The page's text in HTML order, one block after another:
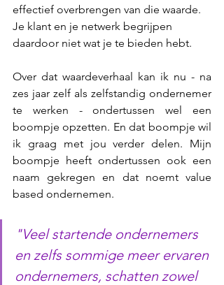
effectief overbrengen van die waarde.
Je klant en je netwerk begrijpen
daardoor niet wat je te bieden hebt.
Over dat waardeverhaal kan ik nu - na
zes jaar zelf als zelfstandig ondernemer
te werken - ondertussen wel een
boompje opzetten. En dat boompje wil
ik graag met jou verder delen. Mijn
boompje heeft ondertussen ook een
naam gekregen en dat noemt value
based ondernemen.
"Veel startende ondernemers
en zelfs sommige meer ervaren
ondernemers, schatten zowel